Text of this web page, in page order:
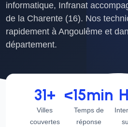
informatique, Infranat
de la Charente (16). Nos
rapidement à Angoulême et
département.
31+
Villes
couvertes
<15min
Temps de
réponse